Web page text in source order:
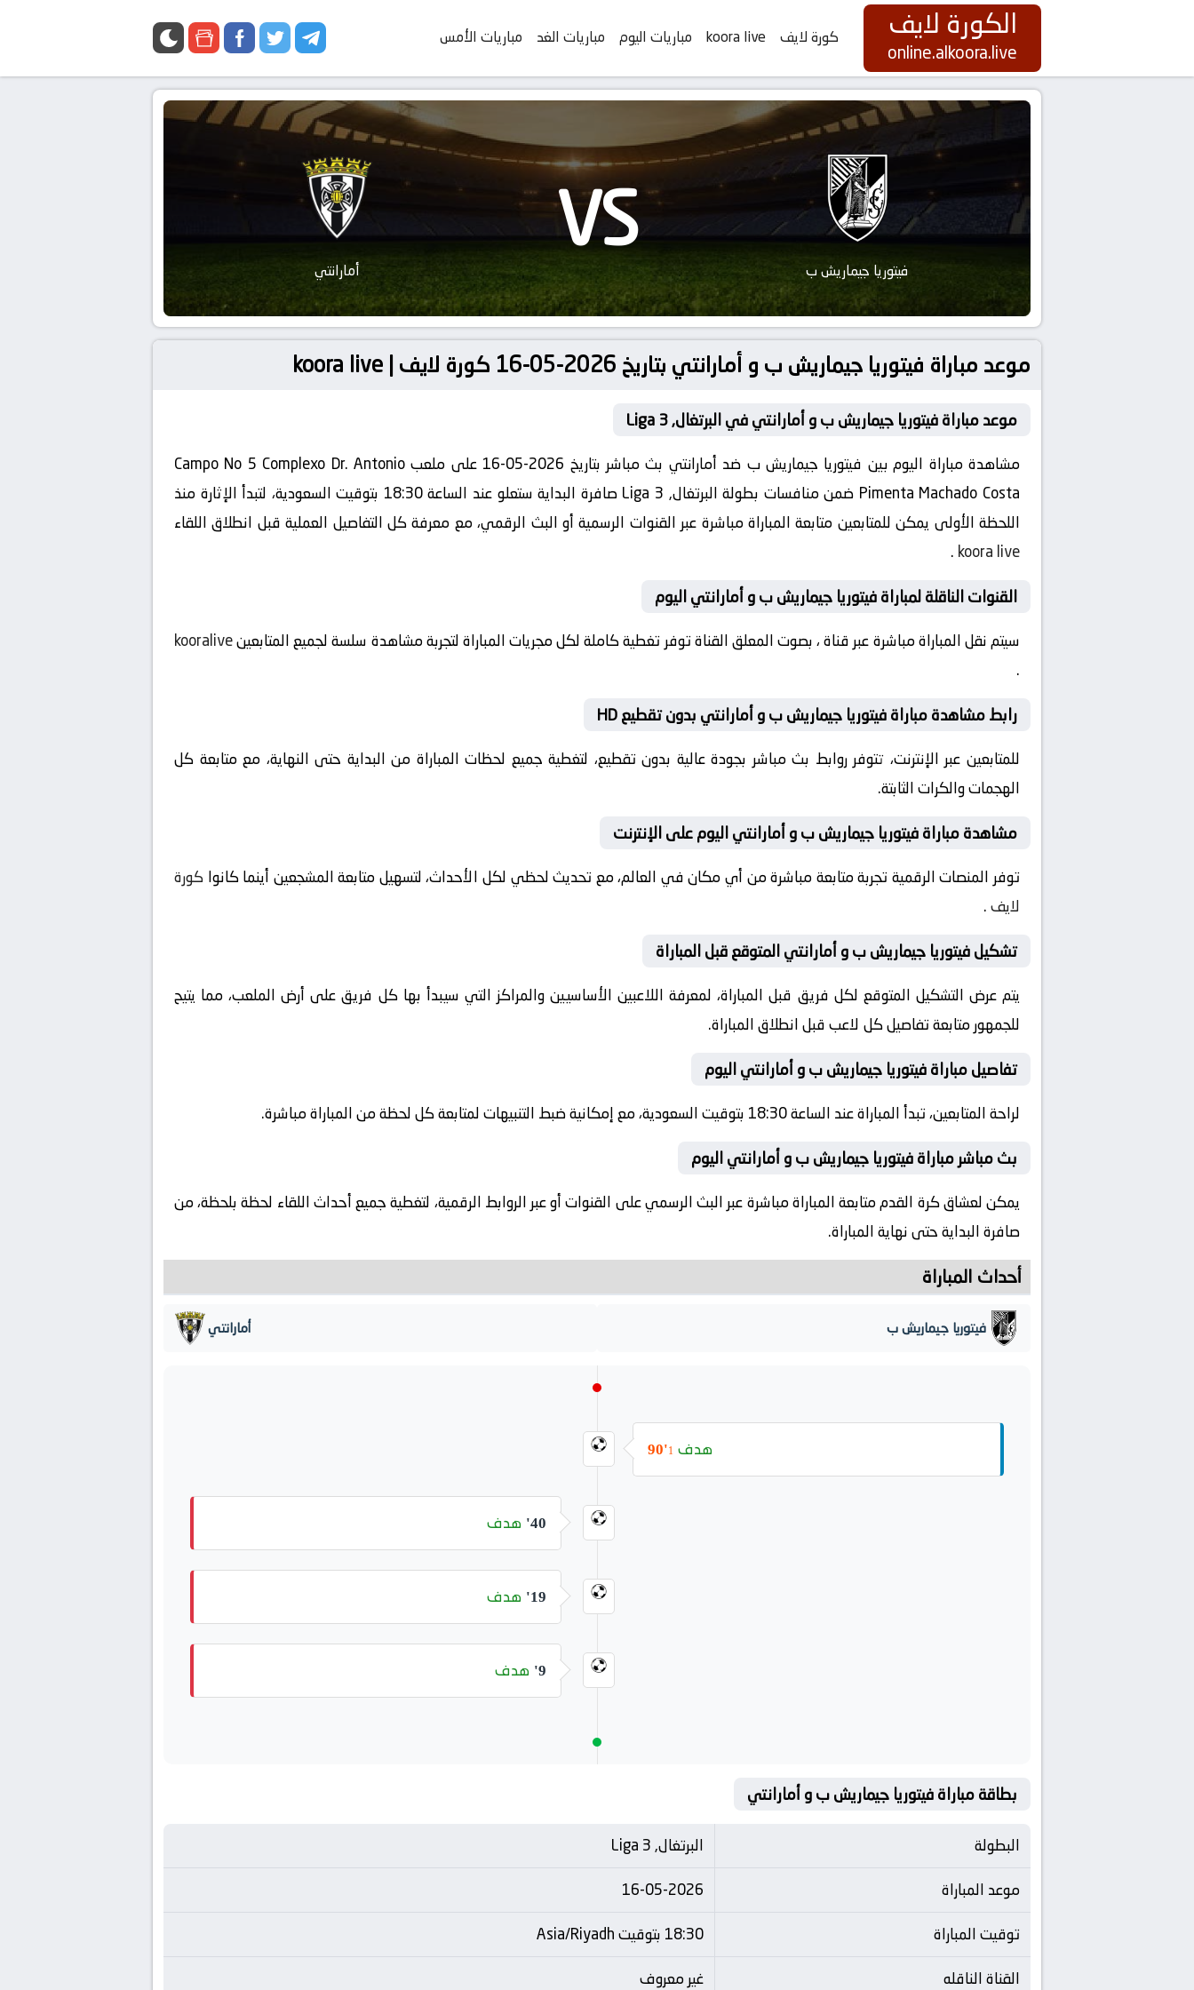
الكورة لايف
online.alkoora.live
كورة لايف koora live مباريات اليوم مباريات الغد مباريات الأمس
فيتوريا جيماريش ب VS أمارانتي
موعد مباراة فيتوريا جيماريش ب و أمارانتي بتاريخ 2026-05-16 كورة لايف | koora live
موعد مباراة فيتوريا جيماريش ب و أمارانتي في البرتغال, Liga 3
مشاهدة مباراة اليوم بين فيتوريا جيماريش ب ضد أمارانتي بث مباشر بتاريخ 2026-05-16 على ملعب Campo No 5 Complexo Dr. Antonio
Pimenta Machado Costa ضمن منافسات بطولة البرتغال, Liga 3 صافرة البداية ستعلو عند الساعة 18:30 بتوقيت السعودية، لتبدأ الإثارة منذ
اللحظة الأولى يمكن للمتابعين متابعة المباراة مباشرة عبر القنوات الرسمية أو البث الرقمي، مع معرفة كل التفاصيل العملية قبل انطلاق اللقاء
koora live
.
القنوات الناقلة لمباراة فيتوريا جيماريش ب و أمارانتي اليوم
سيتم نقل المباراة مباشرة عبر قناة ، بصوت المعلق القناة توفر تغطية كاملة لكل مجريات المباراة لتجربة مشاهدة سلسة لجميع المتابعينkooralive
.
رابط مشاهدة مباراة فيتوريا جيماريش ب و أمارانتي بدون تقطيع HD
للمتابعين عبر الإنترنت، تتوفر روابط بث مباشر بجودة عالية بدون تقطيع، لتغطية جميع لحظات المباراة من البداية حتى النهاية، مع متابعة كل
الهجمات والكرات الثابتة.
مشاهدة مباراة فيتوريا جيماريش ب و أمارانتي اليوم على الإنترنت
توفر المنصات الرقمية تجربة متابعة مباشرة من أي مكان في العالم، مع تحديث لحظي لكل الأحداث، لتسهيل متابعة المشجعين أينما كانوا كورة
لايف.
تشكيل فيتوريا جيماريش ب و أمارانتي المتوقع قبل المباراة
يتم عرض التشكيل المتوقع لكل فريق قبل المباراة، لمعرفة اللاعبين الأساسيين والمراكز التي سيبدأ بها كل فريق على أرض الملعب، مما يتيح
للجمهور متابعة تفاصيل كل لاعب قبل انطلاق المباراة.
تفاصيل مباراة فيتوريا جيماريش ب و أمارانتي اليوم
لراحة المتابعين، تبدأ المباراة عند الساعة 18:30 بتوقيت السعودية، مع إمكانية ضبط التنبيهات لمتابعة كل لحظة من المباراة مباشرة.
بث مباشر مباراة فيتوريا جيماريش ب و أمارانتي اليوم
يمكن لعشاق كرة القدم متابعة المباراة مباشرة عبر البث الرسمي على القنوات أو عبر الروابط الرقمية، لتغطية جميع أحداث اللقاء لحظة بلحظة، من
صافرة البداية حتى نهاية المباراة.
أحداث المباراة
فيتوريا جيماريش ب أمارانتي
90'1 هدف
40' هدف
19' هدف
9' هدف
بطاقة مباراة فيتوريا جيماريش ب و أمارانتي
البطولة
البرتغال, Liga 3
موعد المباراة
16-05-2026
توقيت المباراة
18:30 بتوقيت Asia/Riyadh
القناة الناقله
غير معروف